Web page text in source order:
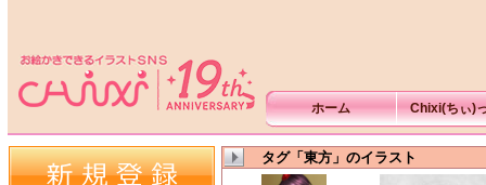
ホーム Chixi(ちぃ)
タグ「東方」のイラスト